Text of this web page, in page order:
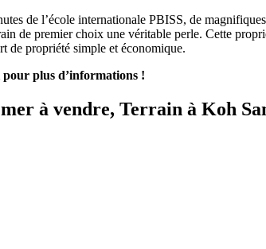
de l’école internationale PBISS, de
de premier choix une véritable perle. Cette
de propriété simple et économique.
plus d’informations !
à vendre, Terrain à Koh